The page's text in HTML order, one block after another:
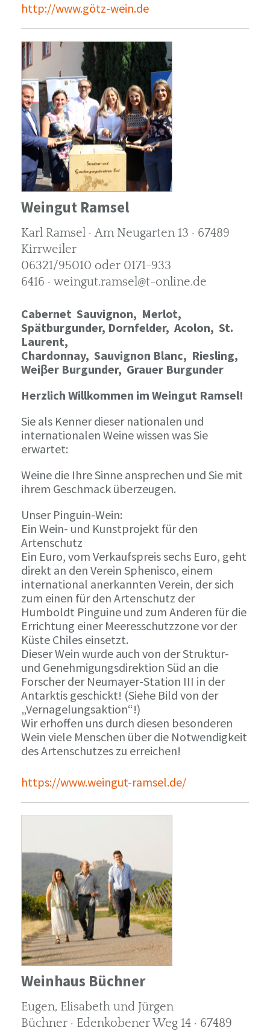
http://www.götz-wein.de
Weingut Ramsel
Karl Ramsel · Am Neugarten 13 · 67489
Kirrweiler
06321/95010 oder 0171-933
6416 · weingut.ramsel@t-online.de
Cabernet Sauvignon, Merlot,
Spätburgunder, Dornfelder, Acolon, St.
Laurent,
Chardonnay, Sauvignon Blanc, Riesling,
Weiβer Burgunder, Grauer Burgunder
Herzlich Willkommen im Weingut Ramsel!
Sie als Kenner dieser nationalen und
internationalen Weine wissen was Sie
erwartet:
Weine die Ihre Sinne ansprechen und Sie mit
ihrem Geschmack überzeugen.
Unser Pinguin-Wein:
Ein Wein- und Kunstprojekt für den
Artenschutz
Ein Euro, vom Verkaufspreis sechs Euro, geht
direkt an den Verein Sphenisco, einem
international anerkannten Verein, der sich
zum einen für den Artenschutz der
Humboldt Pinguine und zum Anderen für die
Errichtung einer Meeresschutzzone vor der
Küste Chiles einsetzt.
Dieser Wein wurde auch von der Struktur-
und Genehmigungsdirektion Süd an die
Forscher der Neumayer-Station III in der
Antarktis geschickt! (Siehe Bild von der
„Vernagelungsaktion“!)
Wir erhoffen uns durch diesen besonderen
Wein viele Menschen über die Notwendigkeit
des Artenschutzes zu erreichen!
https://www.weingut-ramsel.de/
Weinhaus Büchner
Eugen, Elisabeth und Jürgen
Büchner · Edenkobener Weg 14 · 67489